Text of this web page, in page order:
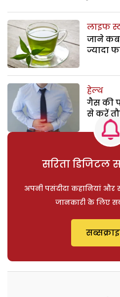
लाइफ
जाने
ज्यादा
हेल्थ
गैस की
से करें
सरिता डिजिटल
अपनी पसंदीदा कहानियां और
जानकारी के लिए